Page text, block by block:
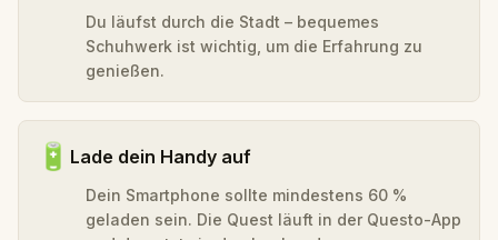
Du läufst durch die Stadt – bequemes
Schuhwerk ist wichtig, um die Erfahrung zu
genießen.
🔋 Lade dein Handy auf
Dein Smartphone sollte mindestens 60 %
geladen sein. Die Quest läuft in der Questo-App